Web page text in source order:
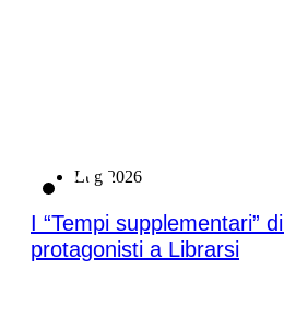
Lug 2026
21
I “Tempi supplementari”
protagonisti a Librarsi